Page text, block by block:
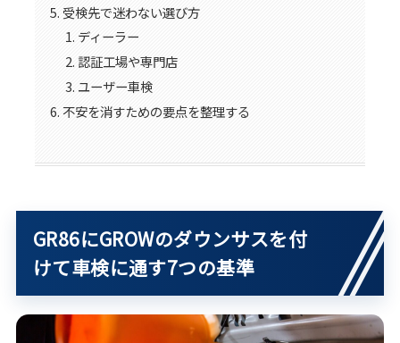
受検先で迷わない選び方
ディーラー
認証工場や専門店
ユーザー車検
不安を消すための要点を整理する
GR86にGROWのダウンサスを付
けて車検に通す7つの基準